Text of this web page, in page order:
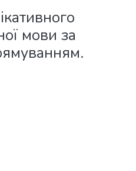
мови за